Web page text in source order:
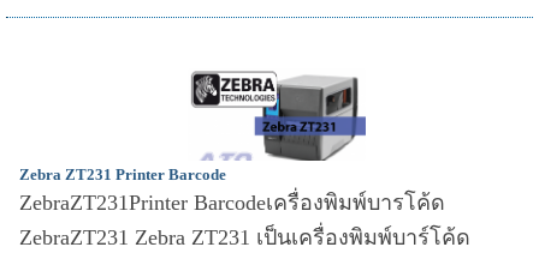
Zebra ZT231 Printer Barcode
ZebraZT231Printer Barcodeเครื่องพิมพ์บารโค้ด
ZebraZT231 Zebra ZT231 เป็นเครื่องพิมพ์บาร์โค้ด